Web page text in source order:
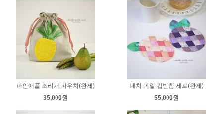
파인애플 조리개 파우치(완제)
35,000원
패치 과일 컵받침 세트(완제)
55,000원